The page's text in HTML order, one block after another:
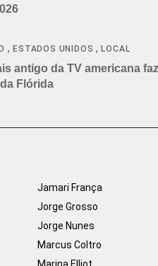
,ESTADOS UNIDOS ,LOCAL
antigo da TV americana
Flórida
Jamari França
Jorge Grosso
Jorge Nunes
Marcus Coltro